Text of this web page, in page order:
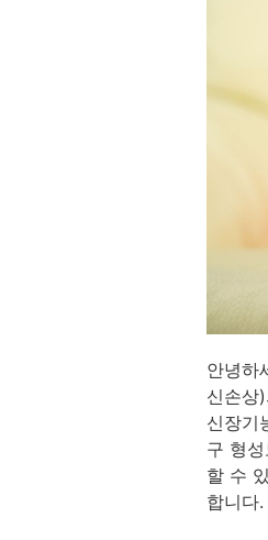
안녕하
신손상
신장기
구 형
할 수
합니다